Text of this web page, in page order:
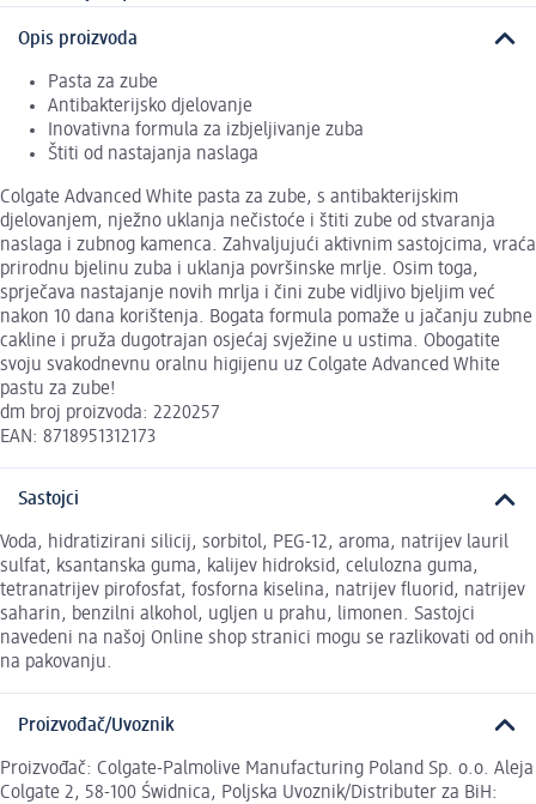
Opis proizvoda
Pasta za zube
Antibakterijsko djelovanje
Inovativna formula za izbjeljivanje zuba
Štiti od nastajanja naslaga
Colgate Advanced White pasta za zube, s antibakterijskim
djelovanjem, nježno uklanja nečistoće i štiti zube od stvaranja
naslaga i zubnog kamenca. Zahvaljujući aktivnim sastojcima, vraća
prirodnu bjelinu zuba i uklanja površinske mrlje. Osim toga,
sprječava nastajanje novih mrlja i čini zube vidljivo bjeljim već
nakon 10 dana korištenja. Bogata formula pomaže u jačanju zubne
cakline i pruža dugotrajan osjećaj svježine u ustima. Obogatite
svoju svakodnevnu oralnu higijenu uz Colgate Advanced White
pastu za zube!
dm broj proizvoda: 2220257
EAN: 8718951312173
Sastojci
Voda, hidratizirani silicij, sorbitol, PEG-12, aroma, natrijev lauril
sulfat, ksantanska guma, kalijev hidroksid, celulozna guma,
tetranatrijev pirofosfat, fosforna kiselina, natrijev fluorid, natrijev
saharin, benzilni alkohol, ugljen u prahu, limonen. Sastojci
navedeni na našoj Online shop stranici mogu se razlikovati od onih
na pakovanju.
Proizvođač/Uvoznik
Proizvođač: Colgate-Palmolive Manufacturing Poland Sp. o.o. Aleja
Colgate 2, 58-100 Świdnica, Poljska Uvoznik/Distributer za BiH: